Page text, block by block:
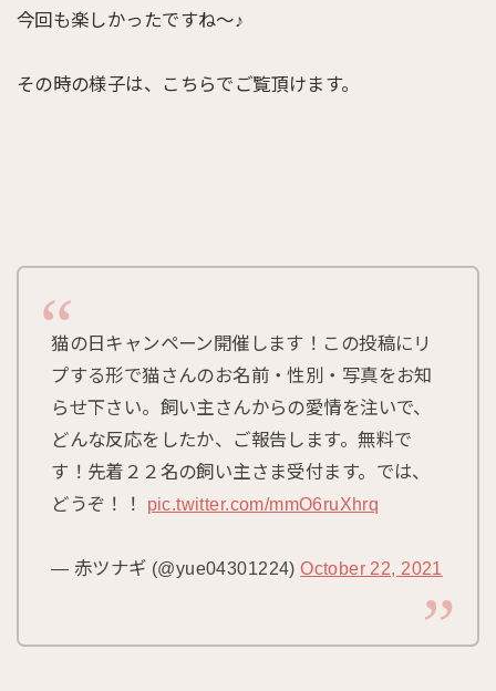
今回も楽しかったですね〜♪
その時の様子は、こちらでご覧頂けます。
猫の日キャンペーン開催します！この投稿にリ
プする形で猫さんのお名前・性別・写真をお知
らせ下さい。飼い主さんからの愛情を注いで、
どんな反応をしたか、ご報告します。無料で
す！先着２２名の飼い主さま受付ます。では、
どうぞ！！ pic.twitter.com/mmO6ruXhrq
— 赤ツナギ (@yue04301224)October 22, 2021